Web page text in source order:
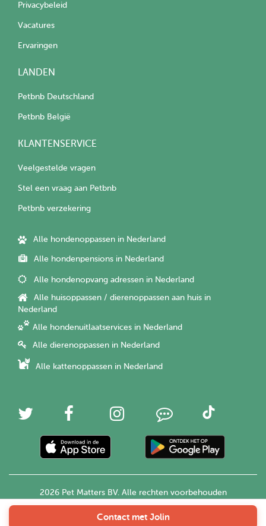
Contact met Jolin
Privacybeleid
Vacatures
Ervaringen
LANDEN
Petbnb Deutschland
Petbnb België
KLANTENSERVICE
Veelgestelde vragen
Stel een vraag aan Petbnb
Petbnb verzekering
Alle hondenoppassen in Nederland
Alle hondenpensions in Nederland
Alle hondenopvang adressen in Nederland
Alle huisoppassen / dierenoppassen aan huis in
Nederland
Alle hondenuitlaatservices in Nederland
Alle dierenoppassen in Nederland
Alle kattenoppassen in Nederland
2026 Pet Matters BV. Alle rechten voorbehouden